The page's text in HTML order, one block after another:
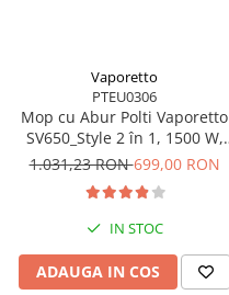
Vaporetto
PTEU0306
Mop cu Abur Polti Vaporetto
SV650_Style 2 în 1, 1500 W,
Abur Reglabil, Mâner Plută, 19
Nelimitată, Alb/Roșu
1.031,23 RON699,00 RON
IN STOC
ADAUGA IN COS